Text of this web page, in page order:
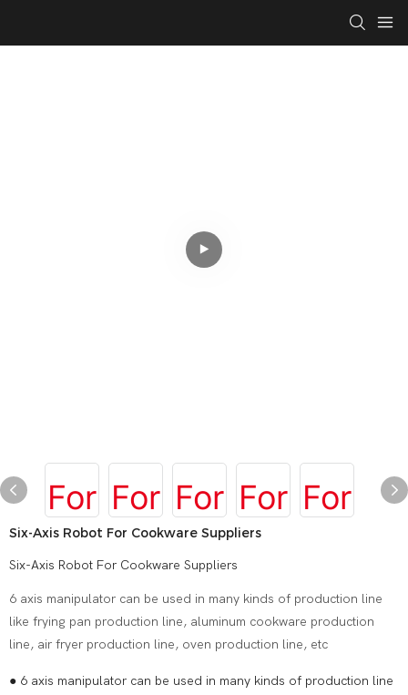
Six-Axis Robot For Cookware Suppliers
Six-Axis Robot For Cookware Suppliers
6 axis manipulator can be used in many kinds of production line
like frying pan production line, aluminum cookware production
line, air fryer production line, oven production line, etc
● 6 axis manipulator can be used in many kinds of production line